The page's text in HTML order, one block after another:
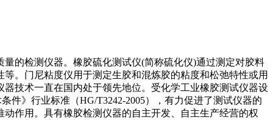
的检测仪器。橡胶硫化测试仪(简称硫化仪)通过测定对胶料
。门尼粘度仪用于测定生胶和混炼胶的粘度和松弛特性或用
技术一直在国内处于领先地位。受化学工业橡胶测试仪器设
件》行业标准（HG/T3242-2005），有力促进了测试仪器的
作用。具有橡胶检测仪器的自主开发、自主生产经营的权